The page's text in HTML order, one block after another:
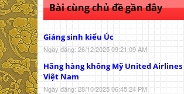
Bài cùng chủ đề gần đây
Giáng sinh kiểu Úc
Ngày đăng: 26/12/2025 09:21:09 AM
Hãng hàng không Mỹ United
Việt Nam
Ngày đăng: 28/10/2025 06:45:24 PM